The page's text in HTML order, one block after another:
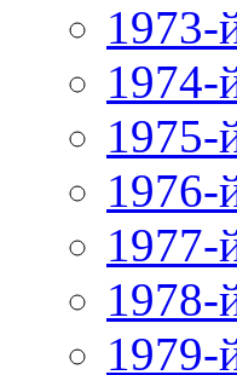
1973-
1974-
1975-
1976-
1977-
1978-
1979-